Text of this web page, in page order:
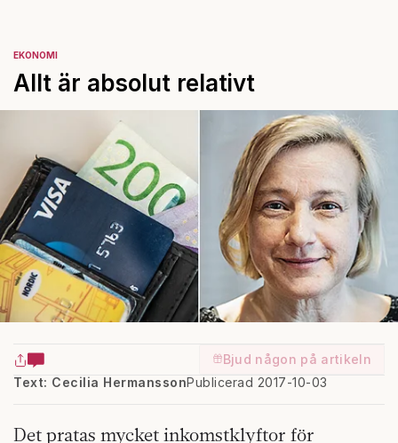
EKONOMI
Allt är absolut relativt
Bjud någon på artikeln
Text: Cecilia HermanssonPublicerad 2017-10-03
Det pratas mycket inkomstklyftor för